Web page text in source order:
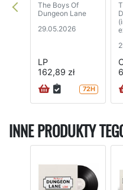
The Boys Of
Dungeon Lane
29.05.2026
LP
162,89 zł
72H
INNE PRODUKTY